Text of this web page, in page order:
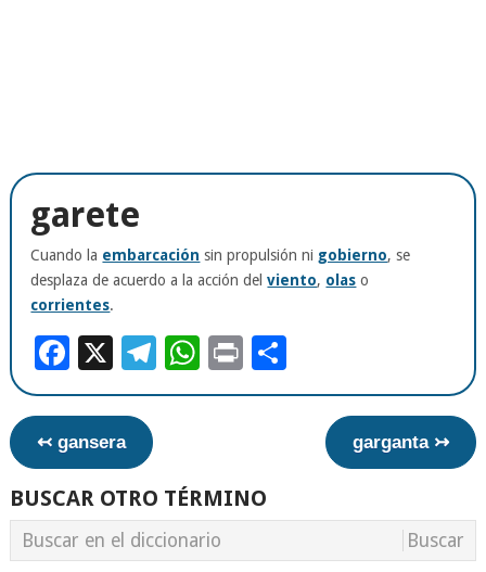
garete
Cuando la embarcación sin propulsión ni gobierno, se
desplaza de acuerdo a la acción delviento, olas o
corrientes.
Facebook
X Telegram
WhatsApp
Print
↢ gansera garganta ↣
BUSCAR OTRO TÉRMINO